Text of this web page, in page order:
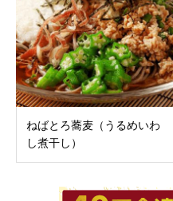
ねばとろ蕎麦（うるめいわ
し煮干し）